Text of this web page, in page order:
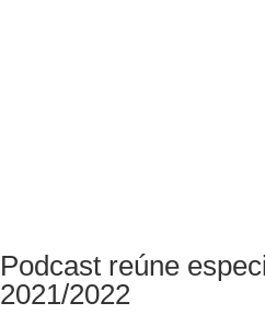
Podcast reúne
2021/2022